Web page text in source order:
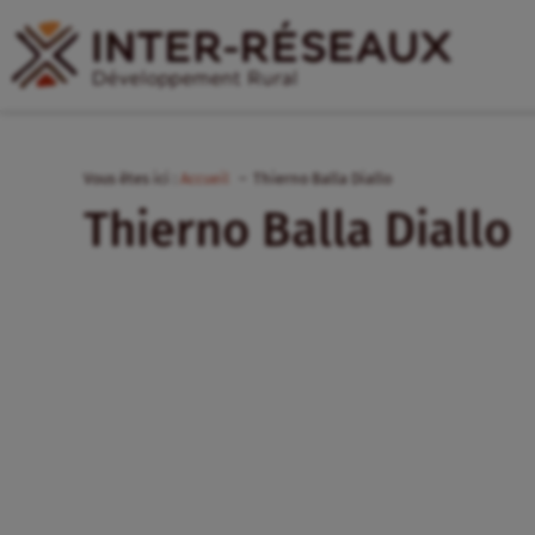
Vous êtes ici : Accueil Thierno Balla Diallo
Thierno Balla Diallo